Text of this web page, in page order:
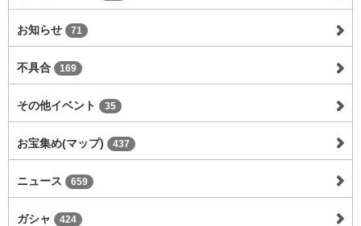
お知らせ 71
不具合 169
その他イベント 35
お宝集め(マップ) 437
ニュース 659
ガシャ 424